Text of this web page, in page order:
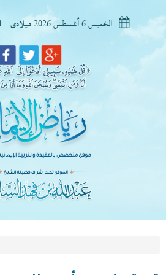
الخميس 6 أغسطس 2026 ميلادى - 21 صفر 1448 هجرى